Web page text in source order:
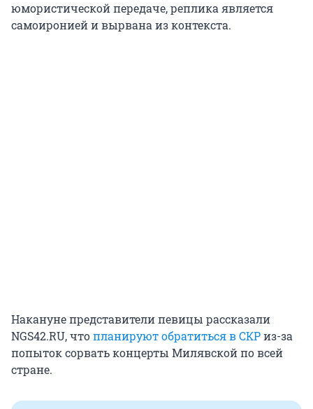
юмористической передаче, реплика является
самоиронией и вырвана из контекста.
Накануне представители певицы рассказали
NGS42.RU, чтопланируют обратиться в СКРиз-за
попыток сорвать концерты Милявской по всей
стране.